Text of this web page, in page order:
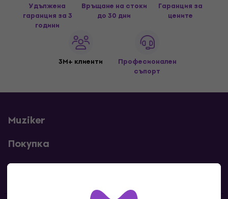
Удължена
гаранция за 3
години
Връщане на стоки
до 30 дни
Гаранция за
цените
3M+ клиенти
Професионален
съпорт
Muziker
Покупка
Полезни линкове